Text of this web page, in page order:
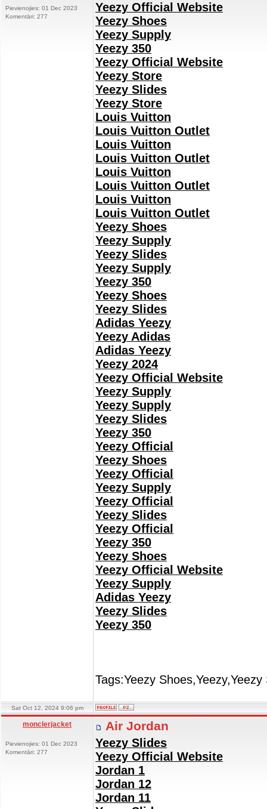
Pievienojies: 01 Dec 2023
Komentāri: 277
Yeezy Official Website
Yeezy Shoes
Yeezy Supply
Yeezy 350
Yeezy Official Website
Yeezy Store
Yeezy Slides
Yeezy Store
Louis Vuitton
Louis Vuitton Outlet
Louis Vuitton
Louis Vuitton Outlet
Louis Vuitton
Louis Vuitton Outlet
Louis Vuitton
Louis Vuitton Outlet
Yeezy Shoes
Yeezy Supply
Yeezy Slides
Yeezy Supply
Yeezy 350
Yeezy Shoes
Yeezy Slides
Adidas Yeezy
Yeezy Adidas
Adidas Yeezy
Yeezy 2024
Yeezy Official Website
Yeezy Supply
Yeezy Supply
Yeezy Slides
Yeezy 350
Yeezy Official
Yeezy Shoes
Yeezy Official
Yeezy Supply
Yeezy Official
Yeezy Slides
Yeezy Official
Yeezy 350
Yeezy Shoes
Yeezy Official Website
Yeezy Supply
Adidas Yeezy
Yeezy Slides
Yeezy 350
Tags:Yeezy
Sat Oct 12, 2024 9:06 pm
monclerjacket
Pievienojies: 01 Dec 2023
Komentāri: 277
Air Jordan
Yeezy Slides
Yeezy Official Website
Jordan 1
Jordan 12
Jordan 11